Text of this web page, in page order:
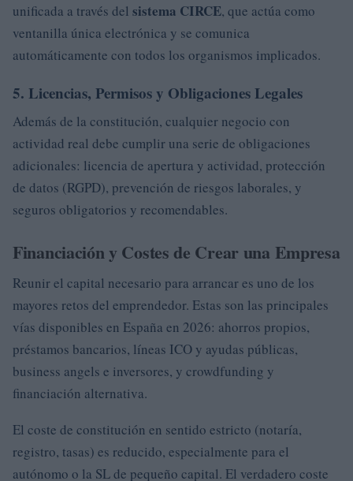
unificada a través del sistema CIRCE, que actúa como
ventanilla única electrónica y se comunica
automáticamente con todos los organismos implicados.
5. Licencias, Permisos y Obligaciones Legales
Además de la constitución, cualquier negocio con
actividad real debe cumplir una serie de obligaciones
adicionales: licencia de apertura y actividad, protección
de datos (RGPD), prevención de riesgos laborales, y
seguros obligatorios y recomendables.
Financiación y Costes de Crear una Empresa
Reunir el capital necesario para arrancar es uno de los
mayores retos del emprendedor. Estas son las principales
vías disponibles en España en 2026: ahorros propios,
préstamos bancarios, líneas ICO y ayudas públicas,
business angels e inversores, y crowdfunding y
financiación alternativa.
El coste de constitución en sentido estricto (notaría,
registro, tasas) es reducido, especialmente para el
autónomo o la SL de pequeño capital. El verdadero coste